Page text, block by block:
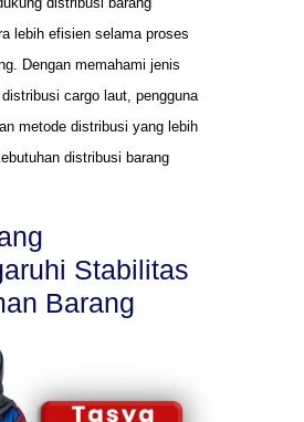
lebih efisien selama proses
Dengan memahami jenis
cargo laut, pengguna
metode distribusi yang lebih
distribusi barang
Stabilitas
Barang